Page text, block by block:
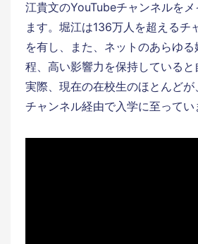
江貴文のYouTubeチャンネルをメ
ます。堀江は136万人を超えるチ
を有し、また、ネットのあらゆる
程、高い影響力を保持していると
実際、現在の在校生のほとんど
チャンネル経由で入学に至ってい